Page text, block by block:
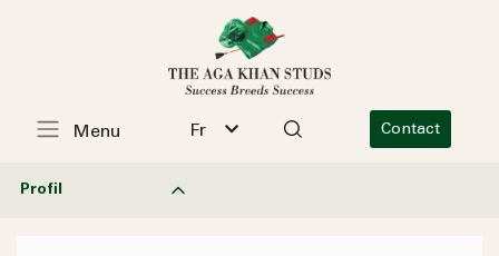
Fr Contact
Menu
Profil